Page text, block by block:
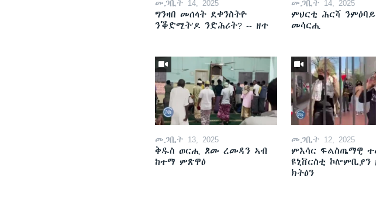
መጋቢት 14, 2025
ግንዛበ መሰላት ደቀንስትዮ
ንቕድሚት'ዶ ንድሕሪት? -- ዘተ
መጋቢት 14, 2025
ምህርቲ ሕርሻ
መሳርሒ
መጋቢት 13, 2025
ቅዱስ ወርሒ ጾመ ረመዳን ኣብ
ከተማ ምጽዋዕ
መጋቢት 12, 2025
ምእሳር ፍልስጤማዊ
ዩኒቨርስቲ ኮሎምቢያን
ክትዕን